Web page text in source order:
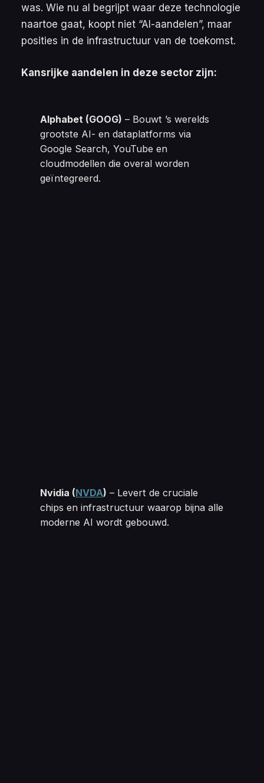
was. Wie nu al begrijpt waar deze technologie
naartoe gaat, koopt niet “AI-aandelen”, maar
posities in de infrastructuur van de toekomst.
Kansrijke aandelen in deze sector zijn:
Alphabet (GOOG) – Bouwt ’s werelds
grootste AI- en dataplatforms via
Google Search, YouTube en
cloudmodellen die overal worden
geïntegreerd.
Nvidia (NVDA) – Levert de cruciale
chips en infrastructuur waarop bijna alle
moderne AI wordt gebouwd.